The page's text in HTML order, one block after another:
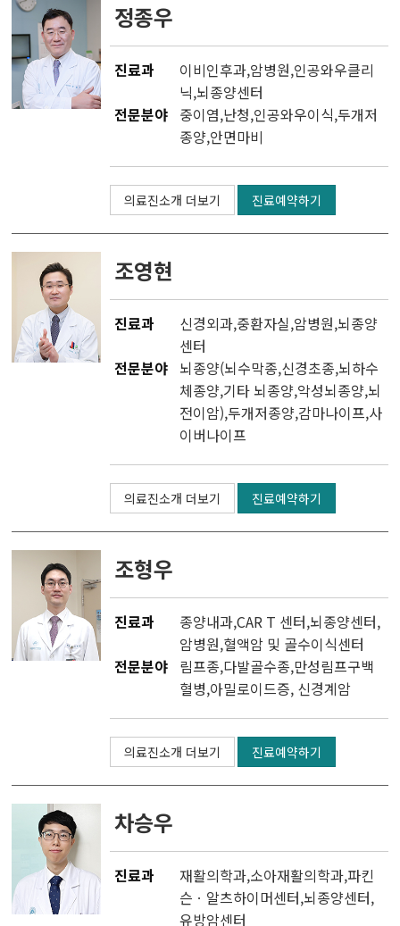
정종우
진료과 이비인후과,암병원,인공와우클리
닉,뇌종양센터
전문분야 중이염,난청,인공와우이식,두개저
종양,안면마비
의료진소개 더보기 진료예약하기
조영현
진료과 신경외과,중환자실,암병원,뇌종양
센터
전문분야 뇌종양(뇌수막종,신경초종,뇌하수
체종양,기타 뇌종양,악성뇌종양,뇌
전이암),두개저종양,감마나이프,사
이버나이프
의료진소개 더보기 진료예약하기
조형우
진료과 종양내과,CAR T 센터,뇌종양센터,
암병원,혈액암 및 골수이식센터
전문분야 림프종,다발골수종,만성림프구백
혈병,아밀로이드증, 신경계암
의료진소개 더보기 진료예약하기
차승우
진료과 재활의학과,소아재활의학과,파킨
슨ㆍ알츠하이머센터,뇌종양센터,
유방암센터